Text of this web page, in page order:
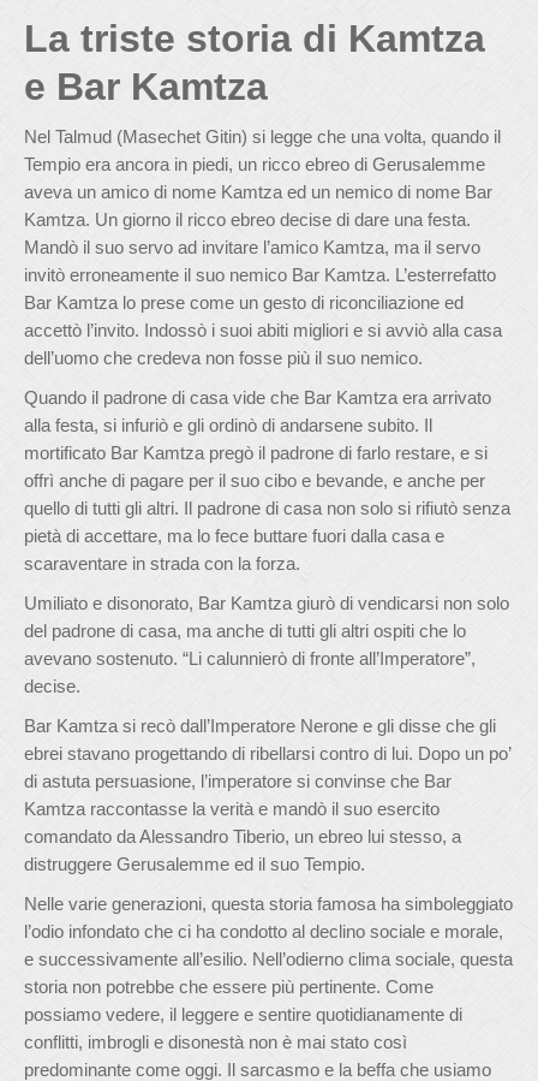
La triste storia di Kamtza
e Bar Kamtza
Nel Talmud (Masechet Gitin) si legge che una volta, quando il
Tempio era ancora in piedi, un ricco ebreo di Gerusalemme
aveva un amico di nome Kamtza ed un nemico di nome Bar
Kamtza. Un giorno il ricco ebreo decise di dare una festa.
Mandò il suo servo ad invitare l’amico Kamtza, ma il servo
invitò erroneamente il suo nemico Bar Kamtza. L’esterrefatto
Bar Kamtza lo prese come un gesto di riconciliazione ed
accettò l’invito. Indossò i suoi abiti migliori e si avviò alla casa
dell’uomo che credeva non fosse più il suo nemico.
Quando il padrone di casa vide che Bar Kamtza era arrivato
alla festa, si infuriò e gli ordinò di andarsene subito. Il
mortificato Bar Kamtza pregò il padrone di farlo restare, e si
offrì anche di pagare per il suo cibo e bevande, e anche per
quello di tutti gli altri. Il padrone di casa non solo si rifiutò senza
pietà di accettare, ma lo fece buttare fuori dalla casa e
scaraventare in strada con la forza.
Umiliato e disonorato, Bar Kamtza giurò di vendicarsi non solo
del padrone di casa, ma anche di tutti gli altri ospiti che lo
avevano sostenuto. “Li calunnierò di fronte all’Imperatore”,
decise.
Bar Kamtza si recò dall’Imperatore Nerone e gli disse che gli
ebrei stavano progettando di ribellarsi contro di lui. Dopo un po’
di astuta persuasione, l’imperatore si convinse che Bar
Kamtza raccontasse la verità e mandò il suo esercito
comandato da Alessandro Tiberio, un ebreo lui stesso, a
distruggere Gerusalemme ed il suo Tempio.
Nelle varie generazioni, questa storia famosa ha simboleggiato
l’odio infondato che ci ha condotto al declino sociale e morale,
e successivamente all’esilio. Nell’odierno clima sociale, questa
storia non potrebbe che essere più pertinente. Come
possiamo vedere, il leggere e sentire quotidianamente di
conflitti, imbrogli e disonestà non è mai stato così
predominante come oggi. Il sarcasmo e la beffa che usiamo